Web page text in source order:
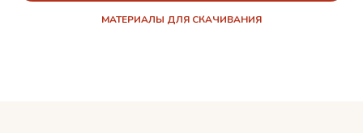
МАТЕРИАЛЫ ДЛЯ СКАЧИВАНИЯ